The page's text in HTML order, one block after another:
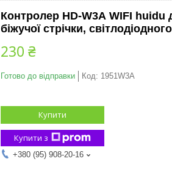
Контролер HD-W3А WIFI huidu
біжучої стрічки,
230 ₴
Готово до відправки Код: 1951W3А
Купити
Купити з
+380 (95) 908-20-16